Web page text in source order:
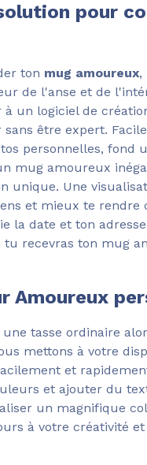
pour
ton mug amoureux,
de l'anse et de
à un logiciel de
être expert.
personnelles, fond
mug amoureux
unique. Une
et mieux te
la date et ton
recevras ton mug
Amoureux
tasse ordinaire
mettons à votre
et
et ajouter du
un magnifique
à votre créativité